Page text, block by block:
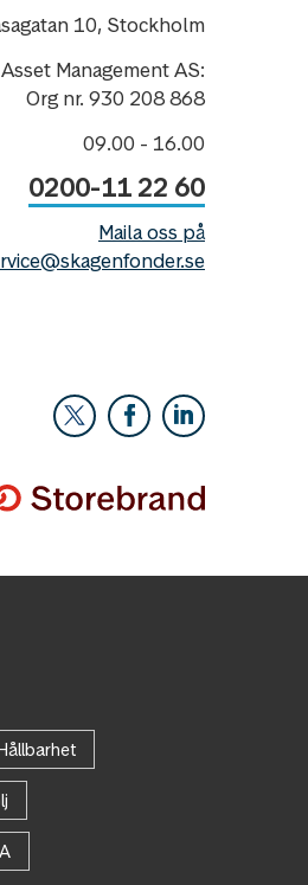
10, Stockholm
Management AS:
Org nr. 930 208 868
09.00 - 16.00
0200-11 22 60
Maila oss på